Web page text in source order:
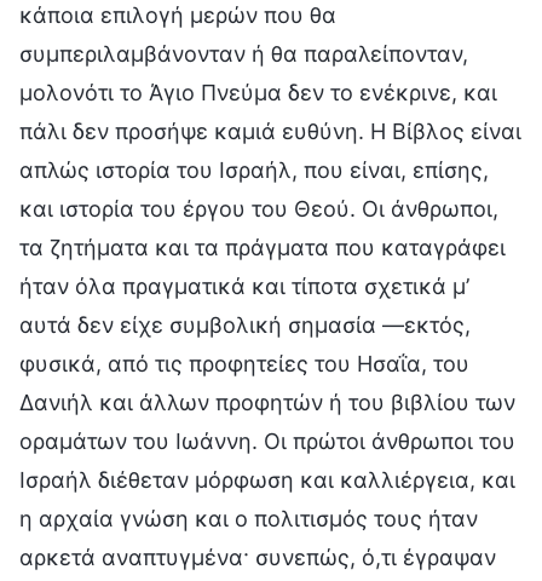
κάποια επιλογή μερών που θα
συμπεριλαμβάνονταν ή θα παραλείπονταν,
μολονότι το Άγιο Πνεύμα δεν το ενέκρινε, και
πάλι δεν προσήψε καμιά ευθύνη. Η Βίβλος είναι
απλώς ιστορία του Ισραήλ, που είναι, επίσης,
και ιστορία του έργου του Θεού. Οι άνθρωποι,
τα ζητήματα και τα πράγματα που καταγράφει
ήταν όλα πραγματικά και τίποτα σχετικά μ’
αυτά δεν είχε συμβολική σημασία —εκτός,
φυσικά, από τις προφητείες του Ησαΐα, του
Δανιήλ και άλλων προφητών ή του βιβλίου των
οραμάτων του Ιωάννη. Οι πρώτοι άνθρωποι του
Ισραήλ διέθεταν μόρφωση και καλλιέργεια, και
η αρχαία γνώση και ο πολιτισμός τους ήταν
αρκετά αναπτυγμένα· συνεπώς, ό,τι έγραψαν